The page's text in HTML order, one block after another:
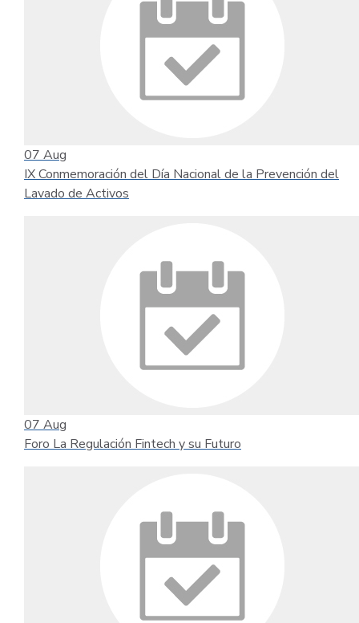
07 Aug
IX Conmemoración del Día Nacional de la Prevención del
Lavado de Activos
07 Aug
Foro La Regulación Fintech y su Futuro